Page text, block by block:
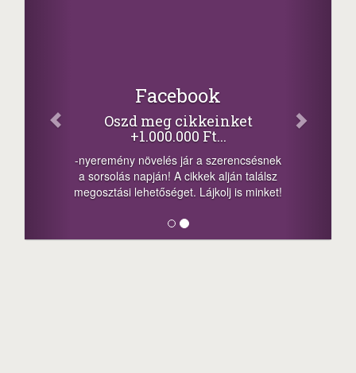
Facebook
Oszd meg cikkeinket
+1.000.000 Ft...
-nyeremény növelés jár a szerencsésnek
a sorsolás napján! A cikkek alján találsz
megosztási lehetőséget. Lájkolj is minket!